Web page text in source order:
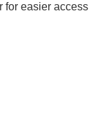
for easier access